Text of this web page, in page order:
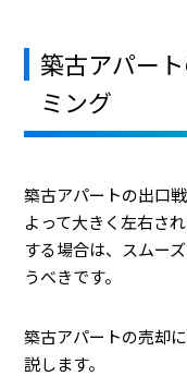
築古アパー
ミング
築古アパートの出口
よって大きく左右さ
する場合は、スムー
うべきです。
築古アパートの売却
説します。